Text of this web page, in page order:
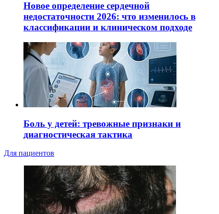
Новое определение сердечной
недостаточности 2026: что изменилось в
классификации и клиническом подходе
Боль у детей: тревожные признаки и
диагностическая тактика
Для пациентов